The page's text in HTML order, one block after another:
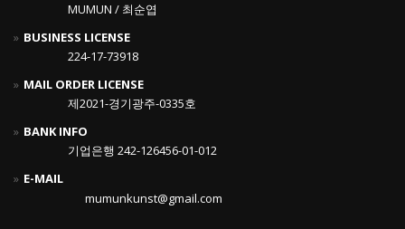
MUMUN / 최순엽
BUSINESS LICENSE
224-17-73918
MAIL ORDER LICENSE
제2021-경기광주-0335호
BANK INFO
기업은행 242-126456-01-012
E-MAIL
mumunkunst@gmail.com